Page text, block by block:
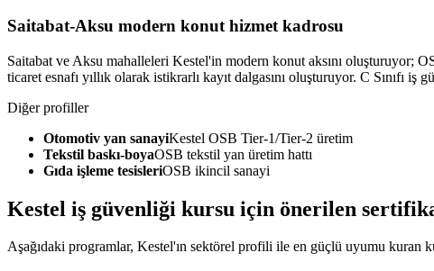
Saitabat-Aksu modern konut hizmet kadrosu
Saitabat ve Aksu mahalleleri Kestel'in modern konut aksını oluşturuyor;
ticaret esnafı yıllık olarak istikrarlı kayıt dalgasını oluşturuyor. C Sınıfı
Diğer profiller
Otomotiv yan sanayiKestel OSB Tier-1/Tier-2 üretim
Tekstil baskı-boyaOSB tekstil yan üretim hattı
Gıda işleme tesisleriOSB ikincil sanayi
Kestel iş güvenliği kursu için önerilen
Aşağıdaki programlar, Kestel'ın sektörel profili ile en güçlü uyumu kuran